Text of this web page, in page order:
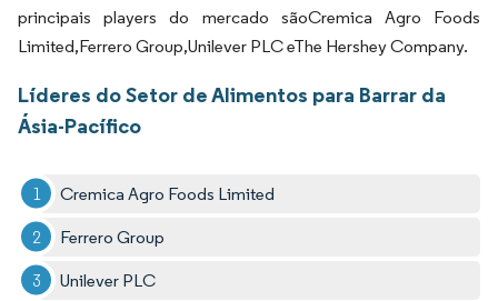
principais players do mercado sãoCremica Agro Foods
Limited,Ferrero Group,Unilever PLC eThe Hershey Company.
Líderes do Setor de Alimentos para Barrar da
Ásia-Pacífico
Cremica Agro Foods Limited
Ferrero Group
Unilever PLC